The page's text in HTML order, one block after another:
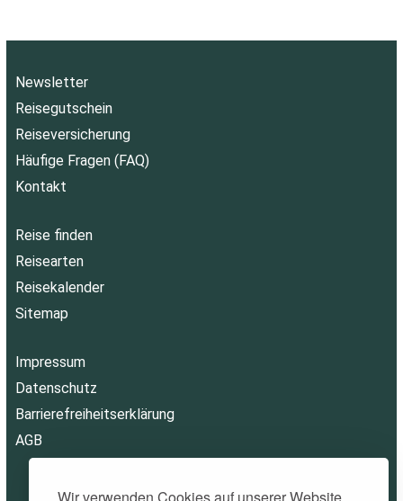
Newsletter
Reisegutschein
Reiseversicherung
Häufige Fragen (FAQ)
Kontakt
Reise finden
Reisearten
Reisekalender
Sitemap
Impressum
Datenschutz
Barrierefreiheitserklärung
AGB